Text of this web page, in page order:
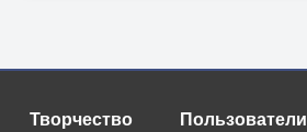
Творчество Пользователи